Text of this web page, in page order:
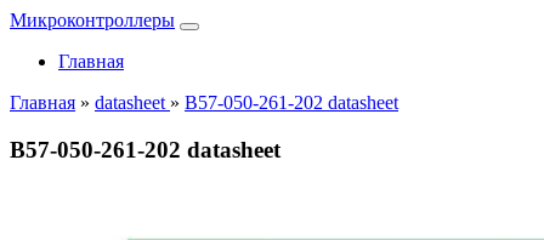
Микроконтроллеры
Главная
Главная » datasheet » B57-050-261-202 datasheet
B57-050-261-202 datasheet